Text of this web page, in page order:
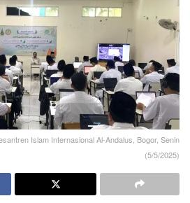
Islam Internasional Al-Andalus, Bogor, Senin
(5/5/2025)